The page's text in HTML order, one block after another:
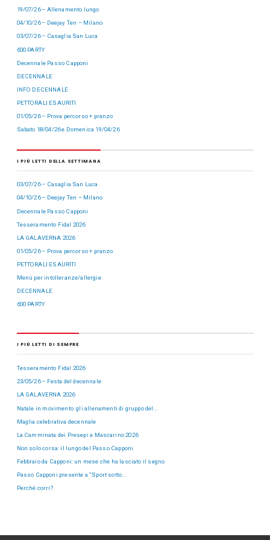
19/07/26 – Allenamento lungo
04/10/26 – Deejay Ten – Milano
03/07/26 – Casaglia San Luca
600 PARTY
Decennale Passo Capponi
DECENNALE
INFO DECENNALE
PETTORALI ESAURITI
01/05/26 – Prova percorso + pranzo
Sabato 18/04/26 e Domenica 19/04/26
I PIÙ LETTI DELLA SETTIMANA
03/07/26 – Casaglia San Luca
04/10/26 – Deejay Ten – Milano
Decennale Passo Capponi
Tesseramento Fidal 2026
LA GALAVERNA 2026
01/05/26 – Prova percorso + pranzo
PETTORALI ESAURITI
Menù per intolleranze/allergie
DECENNALE
600 PARTY
I PIÙ LETTI DI SEMPRE
Tesseramento Fidal 2026
23/05/26 – Festa del decennale
LA GALAVERNA 2026
Natale in movimento: gli allenamenti di gruppo del…
Maglia celebrativa decennale
La Camminata dei Presepi a Mascarino 2026
Non solo corsa: il lungo del Passo Capponi
Febbraio da Capponi: un mese che ha lasciato il segno
Passo Capponi presente a “Sport sotto…
Perché corri?